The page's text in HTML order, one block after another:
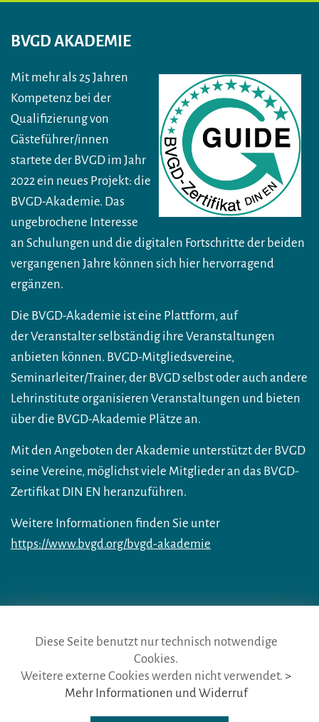
BVGD AKADEMIE
Mit mehr als 25 Jahren
Kompetenz bei der
Qualifizierung von
Gästeführer/innen
startete der BVGD im Jahr
2022 ein neues Projekt: die
BVGD-Akademie. Das
ungebrochene Interesse
an Schulungen und die digitalen Fortschritte der beiden
vergangenen Jahre können sich hier hervorragend
ergänzen.
Die BVGD-Akademie ist eine Plattform, auf
der Veranstalter selbständig ihre Veranstaltungen
anbieten können. BVGD-Mitgliedsvereine,
Seminarleiter/Trainer, der BVGD selbst oder auch andere
Lehrinstitute organisieren Veranstaltungen und bieten
über die BVGD-Akademie Plätze an.
Mit den Angeboten der Akademie unterstützt der BVGD
seine Vereine, möglichst viele Mitglieder an das BVGD-
Zertifikat DIN EN heranzuführen.
Weitere Informationen finden Sie unter
https://www.bvgd.org/bvgd-akademie
die gästeführer · vertr. durch BVGD · Gustav-Adolf-Str. 33 · D-90439
Nürnberg
Telefon: Fon:+49 (0)911 65 64 675· Mail:info@die-gaestefuehrer.de
Diese Seite benutzt nur technisch notwendige
Cookies.
Weitere externe Cookies werden nicht verwendet. >
Mehr Informationen und Widerruf